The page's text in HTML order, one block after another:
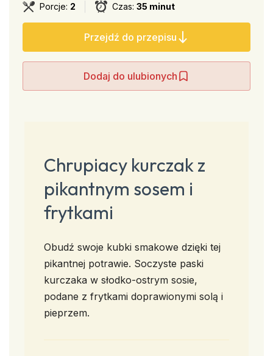
Porcje: 2 Czas: 35 minut
Przejdź do przepisu
Dodaj do ulubionych
Chrupiacy kurczak z
pikantnym sosem i
frytkami
Obudź swoje kubki smakowe dzięki tej
pikantnej potrawie. Soczyste paski
kurczaka w słodko-ostrym sosie,
podane z frytkami doprawionymi solą i
pieprzem.